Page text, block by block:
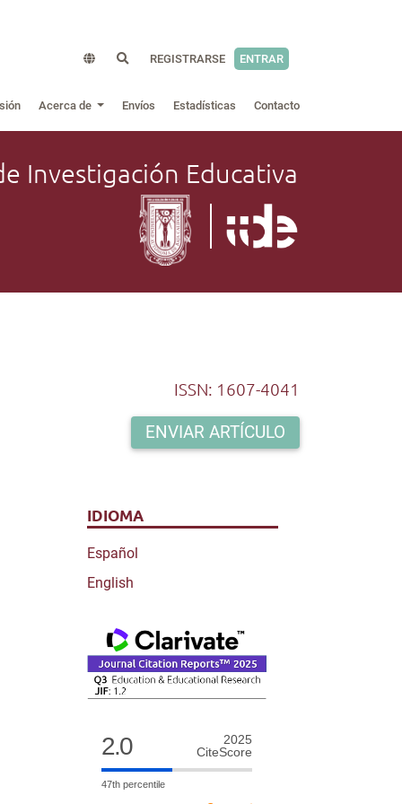
REGISTRARSE ENTRAR
Acerca de Envíos Estadísticas Contacto
Investigación Educativa
ISSN: 1607-4041
ENVIAR ARTÍCULO
IDIOMA
Español
English
2.0
2025
CiteScore
47th percentile